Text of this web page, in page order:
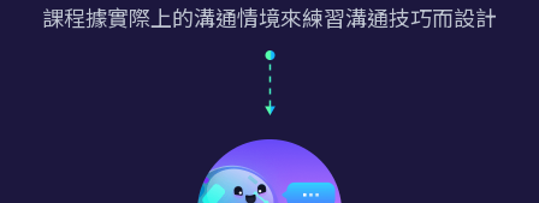
課程據實際上的溝通情境來練習溝通技巧而設計